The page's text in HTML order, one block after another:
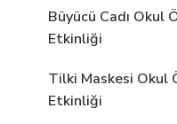
Büyücü Cadı Okul
Etkinliği
Tilki Maskesi Okul
Etkinliği